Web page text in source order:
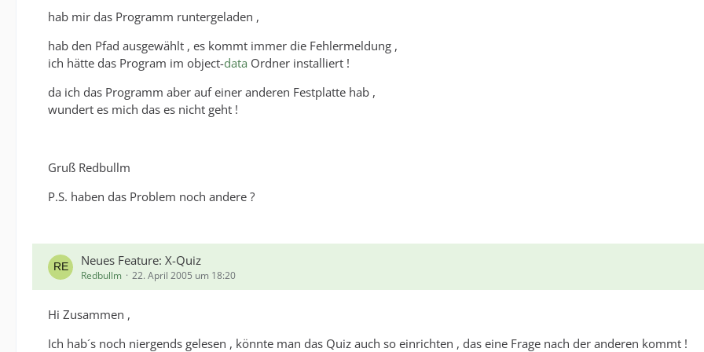
hab mir das Programm runtergeladen ,
hab den Pfad ausgewählt , es kommt immer die Fehlermeldung ,
ich hätte das Program im object-data Ordner installiert !
da ich das Programm aber auf einer anderen Festplatte hab ,
wundert es mich das es nicht geht !
Gruß Redbullm
P.S. haben das Problem noch andere ?
Neues Feature: X-Quiz
Redbullm 22. April 2005 um 18:20
Hi Zusammen ,
Ich hab´s noch niergends gelesen , könnte man das Quiz auch so einrichten , das eine Frage nach der anderen kommt !